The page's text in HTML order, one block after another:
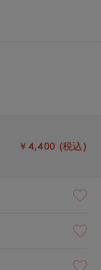
￥4,400 (税込)